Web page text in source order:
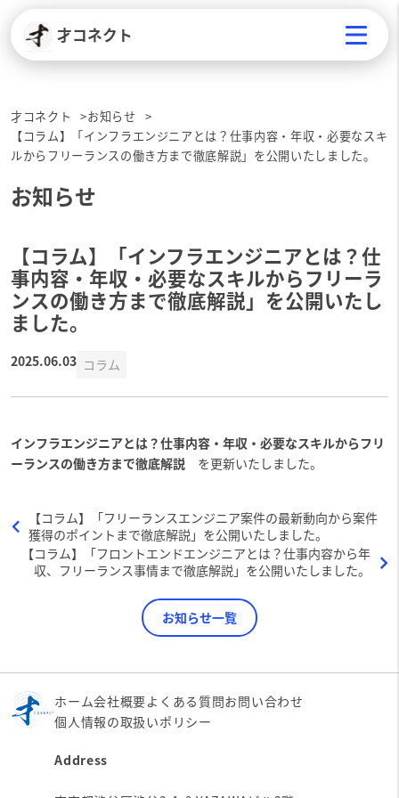
才コネクト
才コネクト
お知らせ
【コラム】「インフラエンジニアとは？仕事内容・年収・必要なスキ
ルからフリーランスの働き方まで徹底解説」を公開いたしました。
お知らせ
【コラム】「インフラエンジニアとは？仕
事内容・年収・必要なスキルからフリーラ
ンスの働き方まで徹底解説」を公開いたし
ました。
2025.06.03 コラム
インフラエンジニアとは？仕事内容・年収・必要なスキルからフリ
ーランスの働き方まで徹底解説を更新いたしました。
【コラム】「フリーランスエンジニア案件の最新動向から案件
獲得のポイントまで徹底解説」を公開いたしました。
【コラム】「フロントエンドエンジニアとは？仕事内容から年
収、フリーランス事情まで徹底解説」を公開いたしました。
お知らせ一覧
ホーム会社概要よくある質問お問い合わせ
個人情報の取扱いポリシー
Address